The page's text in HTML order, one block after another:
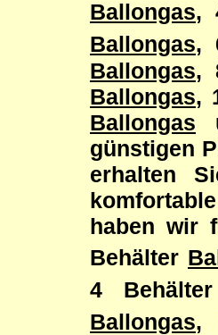
Ballongas,
Ballongas,
Ballongas,
Ballongas,
Ballongas
günstigen
erhalten
haben wir
Behälter
4 Behälter
Ballongas,